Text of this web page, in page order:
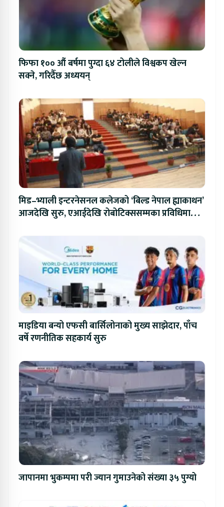
फिफा १०० औं बर्षमा पुग्दा ६४ टोलीले विश्वकप खेल्न
सक्ने, गरिदैँछ अध्ययन्
मिड–भ्याली इन्टरनेसनल कलेजको ‘बिल्ड नेपाल ह्याकाथन’
आजदेखि सुरु, एआईदेखि रोबोटिक्ससम्मका प्रविधिमा
माइडिया बन्यो एफसी बार्सिलोनाको मुख्य साझेदार, पाँच
वर्षे रणनीतिक सहकार्य सुरु
जापानमा भुकम्पमा परी ज्यान गुमाउनेको संख्या ३५ पुग्यो